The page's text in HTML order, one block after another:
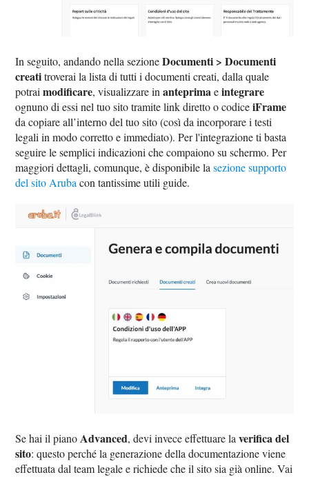
In seguito, andando nella sezioneDocumenti > Documenti
creatitroverai la lista di tutti i documenti creati, dalla quale
potraimodificare, visualizzare inanteprimaeintegrare
ognuno di essi nel tuo sito tramite link diretto o codiceiFrame
da copiare all’interno del tuo sito (così da incorporare i testi
legali in modo corretto e immediato). Per l'integrazione ti basta
seguire le semplici indicazioni che compaiono su schermo. Per
maggiori dettagli, comunque, è disponibile lasezione supporto
del sito Aruba con tantissime utili guide.
Se hai il piano Advanced, devi invece effettuare laverifica del
sito: questo perché la generazione della documentazione viene
effettuata dal team legale e richiede che il sito sia già online. Vai